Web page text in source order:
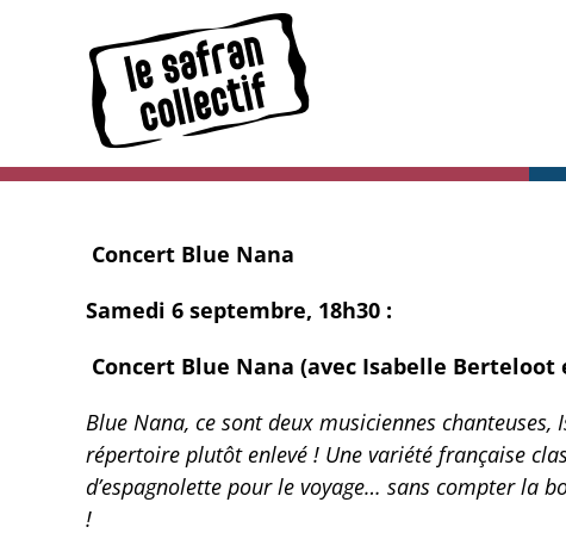
Concert Blue Nana
Samedi 6 septembre, 18h30 :
Concert Blue Nana (avec Isabelle
Blue Nana, ce sont deux musiciennes
répertoire plutôt enlevé ! Une variété française
d’espagnolette pour le voyage… sans compter la
!